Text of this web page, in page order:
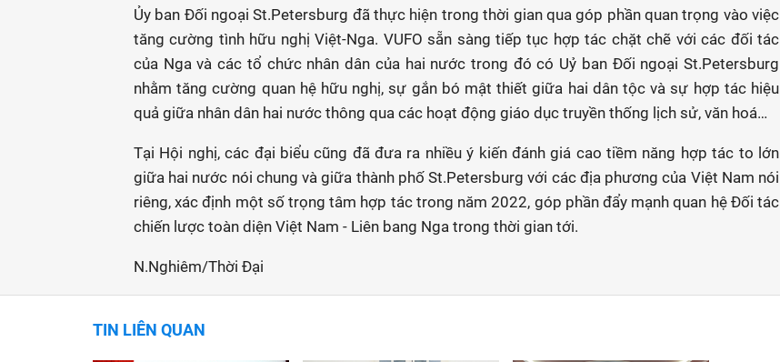
Ủy ban Đối ngoại St.Petersburg đã thực hiện trong thời gian qua góp phần quan trọng vào việc
tăng cường tình hữu nghị Việt-Nga. VUFO sẵn sàng tiếp tục hợp tác chặt chẽ với các đối tác
của Nga và các tổ chức nhân dân của hai nước trong đó có Uỷ ban Đối ngoại St.Petersburg
nhằm tăng cường quan hệ hữu nghị, sự gắn bó mật thiết giữa hai dân tộc và sự hợp tác hiệu
quả giữa nhân dân hai nước thông qua các hoạt động giáo dục truyền thống lịch sử, văn hoá…
Tại Hội nghị, các đại biểu cũng đã đưa ra nhiều ý kiến đánh giá cao tiềm năng hợp tác to lớn
giữa hai nước nói chung và giữa thành phố St.Petersburg với các địa phương của Việt Nam nói
riêng, xác định một số trọng tâm hợp tác trong năm 2022, góp phần đẩy mạnh quan hệ Đối tác
chiến lược toàn diện Việt Nam - Liên bang Nga trong thời gian tới.
N.Nghiêm/Thời Đại
TIN LIÊN QUAN